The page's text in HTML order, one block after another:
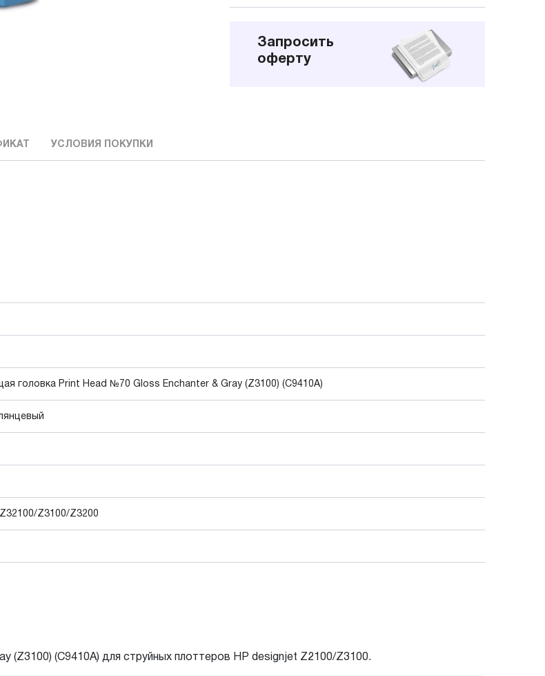
Запросить
оферту
УСЛОВИЯ ПОКУПКИ
головка Print Head №70 Gloss Enchanter & Gray (Z3100) (C9410A)
Z3100/Z3200
(Z3100) (C9410A) для струйных плоттеров HP designjet Z2100/Z3100.